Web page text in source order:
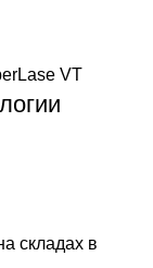
складах в